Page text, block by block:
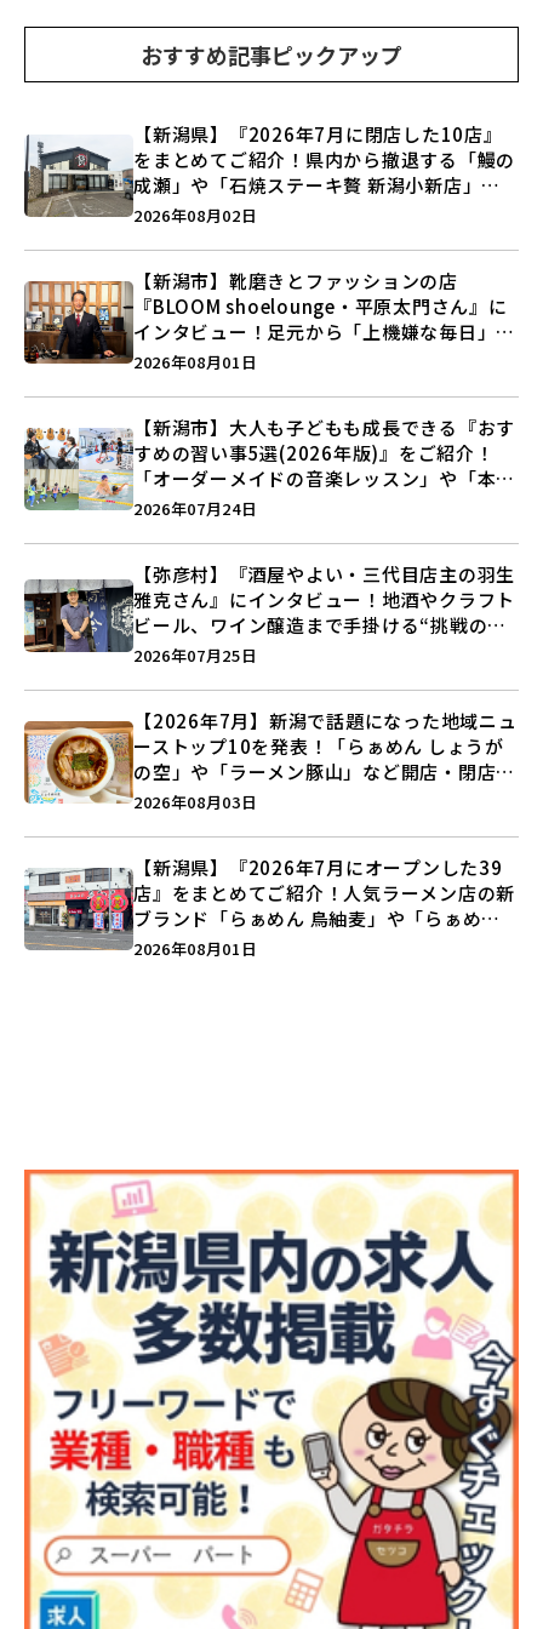
おすすめ記事ピックアップ
【新潟県】『2026年7月に閉店した10店』
をまとめてご紹介！県内から撤退する「鰻の
成瀬」や「石焼ステーキ贅 新潟小新店」が
営業に幕…。
2026年08月02日
【新潟市】靴磨きとファッションの店
『BLOOM shoelounge・平原太門さん』に
インタビュー！足元から「上機嫌な毎日」を
つくる装いの提案とは？
2026年08月01日
【新潟市】大人も子どもも成長できる『おす
すめの習い事5選(2026年版)』をご紹介！
「オーダーメイドの音楽レッスン」や「本格
キックボクシング」で新しい自分を見つけよ
2026年07月24日
【弥彦村】『酒屋やよい・三代目店主の羽生
雅克さん』にインタビュー！地酒やクラフト
ビール、ワイン醸造まで手掛ける“挑戦の歴
史”に迫る♪
2026年07月25日
【2026年7月】新潟で話題になった地域ニュ
ーストップ10を発表！「らぁめん しょうが
の空」や「ラーメン豚山」など開店・閉店の
注目記事をランキングでご紹介♪
2026年08月03日
【新潟県】『2026年7月にオープンした39
店』をまとめてご紹介！人気ラーメン店の新
ブランド「らぁめん 鳥紬麦」や「らぁめん
しょうがの空」など盛りだくさん♪
2026年08月01日